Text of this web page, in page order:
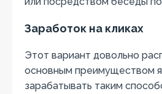
Заработок на кликах
Этот вариант довольно
основным преимуществом
зарабатывать таким